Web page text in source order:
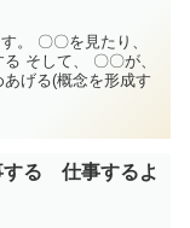
。 〇〇を見たり、
そして、 〇〇が、
げる(概念を形成す
する 仕事するよ